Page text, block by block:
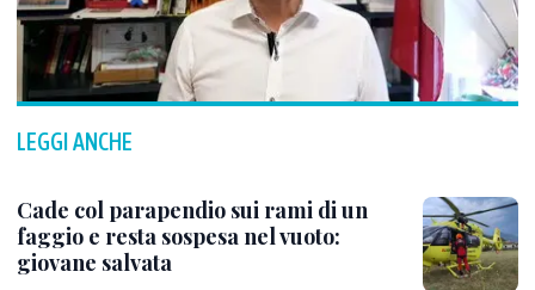
LEGGI ANCHE
Cade col parapendio sui rami di un
faggio e resta sospesa nel vuoto:
giovane salvata